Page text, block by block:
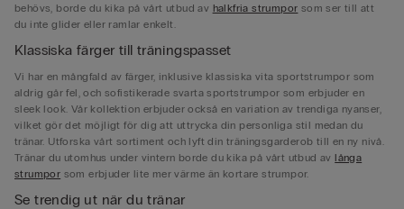
behövs, borde du kika på vårt utbud av halkfria strumpor som ser till att
du inte glider eller ramlar enkelt.
Klassiska färger till träningspasset
Vi har en mångfald av färger, inklusive klassiska vita sportstrumpor som
aldrig går fel, och sofistikerade svarta sportstrumpor som erbjuder en
sleek look. Vår kollektion erbjuder också en variation av trendiga nyanser,
vilket gör det möjligt för dig att uttrycka din personliga stil medan du
tränar. Utforska vårt sortiment och lyft din träningsgarderob till en ny nivå.
Tränar du utomhus under vintern borde du kika på vårt utbud avlånga
strumpor som erbjuder lite mer värme än kortare strumpor.
Se trendig ut när du tränar